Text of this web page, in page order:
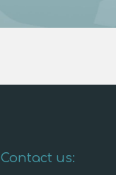
Contact us: